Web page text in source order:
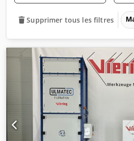
Supprimer tous les filtres